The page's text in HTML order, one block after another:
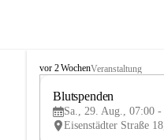
B
vor 2 WochenVeranstaltung
Blutspenden
Sa., 29. Aug., 07:00 -